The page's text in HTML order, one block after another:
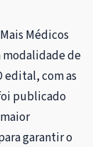
Médicos
modalidade de
edital, com as
publicado
garantir o